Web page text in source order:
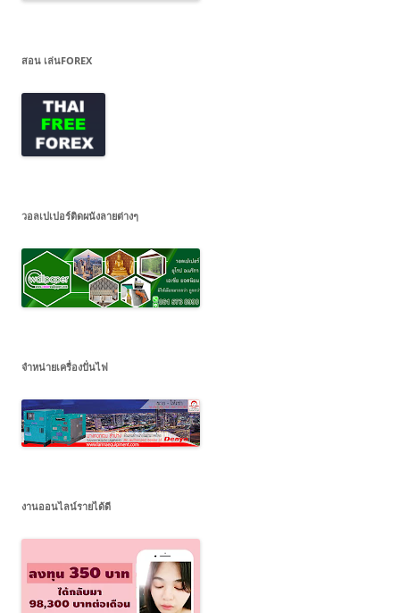
สอน เล่นFOREX
วอลเปเปอร์ติดผนังลายต่างๆ
จำหน่ายเครื่องปั่นไฟ
งานออนไลน์รายได้ดี